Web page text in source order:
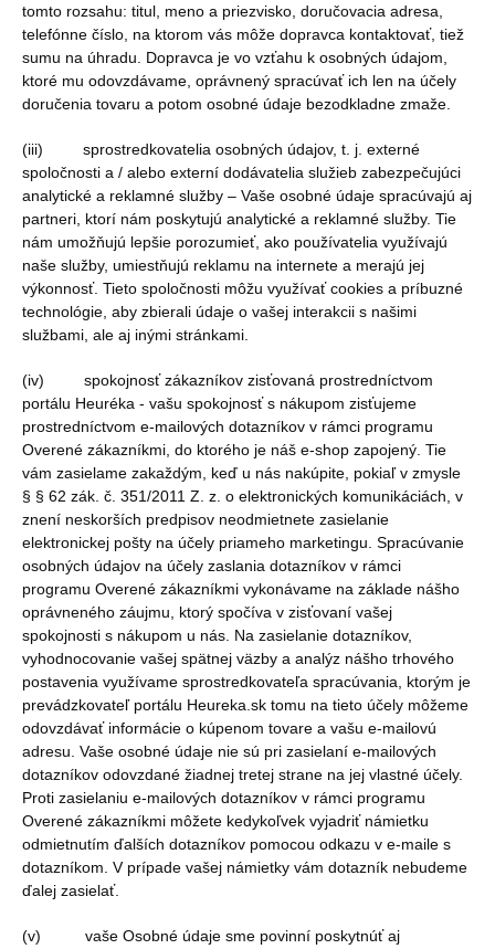
tomto rozsahu: titul, meno a priezvisko, doručovacia adresa,
telefónne číslo, na ktorom vás môže dopravca kontaktovať, tiež
sumu na úhradu. Dopravca je vo vzťahu k osobných údajom,
ktoré mu odovzdávame, oprávnený spracúvať ich len na účely
doručenia tovaru a potom osobné údaje bezodkladne zmaže.
(iii) sprostredkovatelia osobných údajov, t. j. externé
spoločnosti a / alebo externí dodávatelia služieb zabezpečujúci
analytické a reklamné služby – Vaše osobné údaje spracúvajú aj
partneri, ktorí nám poskytujú analytické a reklamné služby. Tie
nám umožňujú lepšie porozumieť, ako používatelia využívajú
naše služby, umiestňujú reklamu na internete a merajú jej
výkonnosť. Tieto spoločnosti môžu využívať cookies a príbuzné
technológie, aby zbierali údaje o vašej interakcii s našimi
službami, ale aj inými stránkami.
(iv) spokojnosť zákazníkov zisťovaná prostredníctvom
portálu Heuréka - vašu spokojnosť s nákupom zisťujeme
prostredníctvom e-mailových dotazníkov v rámci programu
Overené zákazníkmi, do ktorého je náš e-shop zapojený. Tie
vám zasielame zakaždým, keď u nás nakúpite, pokiaľ v zmysle
§ § 62 zák. č. 351/2011 Z. z. o elektronických komunikáciách, v
znení neskorších predpisov neodmietnete zasielanie
elektronickej pošty na účely priameho marketingu. Spracúvanie
osobných údajov na účely zaslania dotazníkov v rámci
programu Overené zákazníkmi vykonávame na základe nášho
oprávneného záujmu, ktorý spočíva v zisťovaní vašej
spokojnosti s nákupom u nás. Na zasielanie dotazníkov,
vyhodnocovanie vašej spätnej väzby a analýz nášho trhového
postavenia využívame sprostredkovateľa spracúvania, ktorým je
prevádzkovateľ portálu Heureka.sk tomu na tieto účely môžeme
odovzdávať informácie o kúpenom tovare a vašu e-mailovú
adresu. Vaše osobné údaje nie sú pri zasielaní e-mailových
dotazníkov odovzdané žiadnej tretej strane na jej vlastné účely.
Proti zasielaniu e-mailových dotazníkov v rámci programu
Overené zákazníkmi môžete kedykoľvek vyjadriť námietku
odmietnutím ďalších dotazníkov pomocou odkazu v e-maile s
dotazníkom. V prípade vašej námietky vám dotazník nebudeme
ďalej zasielať.
(v) vaše Osobné údaje sme povinní poskytnúť aj